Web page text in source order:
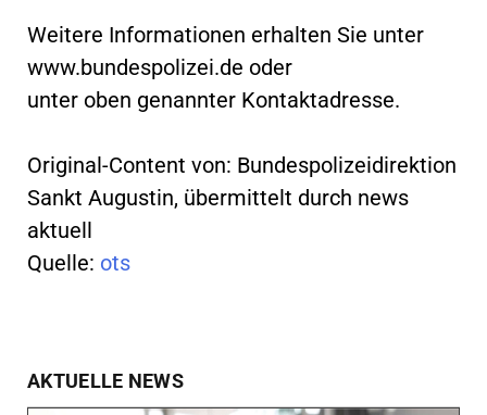
Weitere Informationen erhalten Sie unter
www.bundespolizei.de oder
unter oben genannter Kontaktadresse.
Original-Content von: Bundespolizeidirektion
Sankt Augustin, übermittelt durch news
aktuell
Quelle: ots
AKTUELLE NEWS